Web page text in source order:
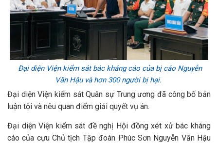
Đại diện Viện kiểm sát bác kháng cáo của bị cáo Nguyễn
Văn Hậu và hơn 300 người bị hại.
Đại diện Viện kiểm sát Quân sự Trung ương đã công bố bản
luận tội và nêu quan điểm giải quyết vụ án.
Đại diện Viện kiểm sát đề nghị Hội đồng xét xử bác kháng
cáo của cựu Chủ tịch Tập đoàn Phúc Sơn Nguyễn Văn Hậu